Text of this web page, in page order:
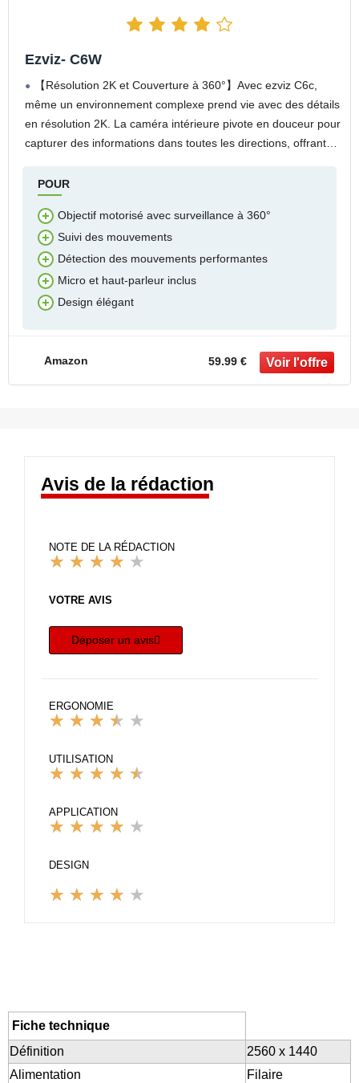
Ezviz- C6W
【Résolution 2K et Couverture à 360°】Avec ezviz C6c,
même un environnement complexe prend vie avec des détails
en résolution 2K. La caméra intérieure pivote en douceur pour
capturer des informations dans toutes les directions, offrant
POUR
Objectif motorisé avec surveillance à 360°
Suivi des mouvements
Détection des mouvements performantes
Micro et haut-parleur inclus
Design élégant
Amazon 59.99 €
Avis de la rédaction
NOTE DE LA RÉDACTION
★ ★ ★ ★ ★
sur
5
VOTRE AVIS
Déposer un avis
ERGONOMIE
★ ★ ★ ★ ★
UTILISATION
★ ★ ★ ★ ★
APPLICATION
★ ★ ★ ★ ★
DESIGN
★ ★ ★ ★ ★
Fiche technique
Définition
2560 x 1440
Alimentation
Filaire